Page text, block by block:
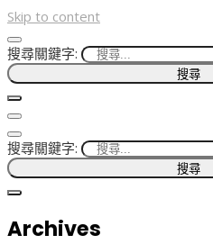
Skip to content
搜尋關鍵字:
搜尋關鍵字:
Archives